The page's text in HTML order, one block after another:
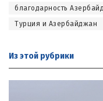
благодарность
Турция и Азербайджан
Из этой рубрики